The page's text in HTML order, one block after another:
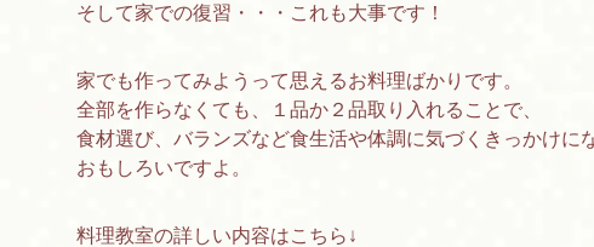
そして家での復習・・・これも大事です！
家でも作ってみようって思えるお料理ばかりです。
全部を作らなくても、１品か２品取り入れることで、
食材選び、バランズなど食生活や体調に気づくきっかけに
おもしろいですよ。
料理教室の詳しい内容はこちら↓